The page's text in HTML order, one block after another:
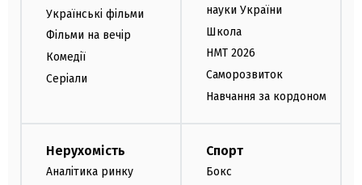
Українські фільми
Фільми на вечір
Комедії
Серіали
науки України
Школа
НМТ 2026
Саморозвиток
Навчання за кордоном
Нерухомість
Аналітика ринку
Спорт
Бокс